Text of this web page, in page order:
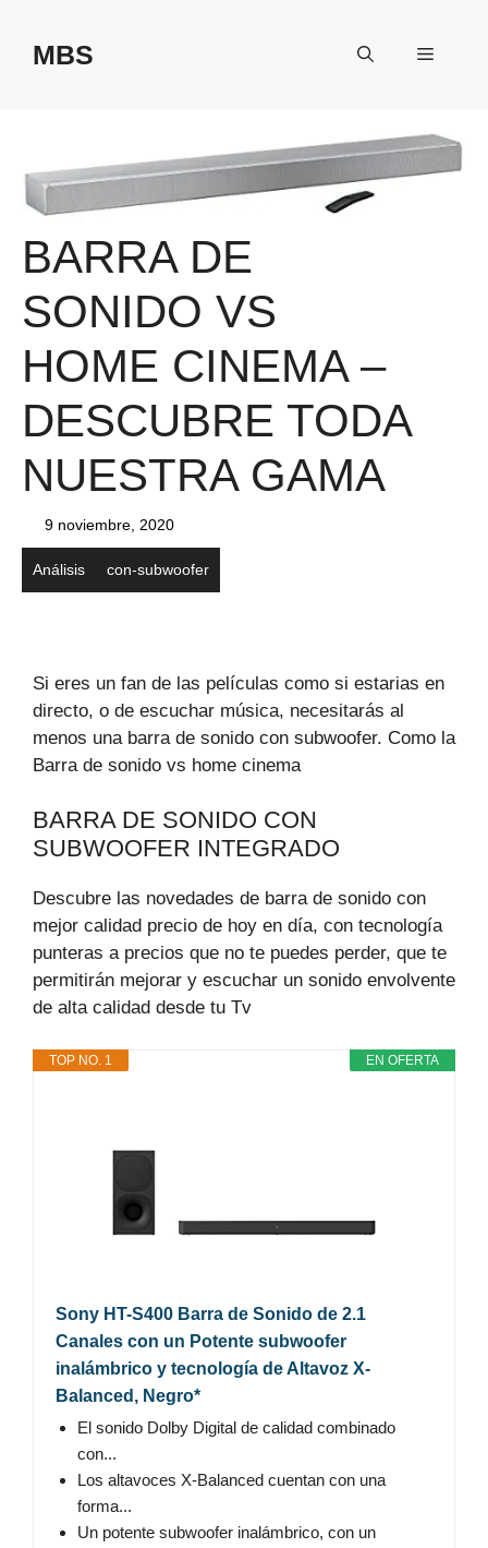
contenido
MBS Menú
BARRA DE
SONIDO VS
HOME CINEMA –
DESCUBRE TODA
NUESTRA GAMA‎
9 noviembre, 2020
Análisis con-subwoofer
Si eres un fan de las películas como si estarias en
directo, o de escuchar música, necesitarás al
menos una barra de sonido con subwoofer. Como la
Barra de sonido vs home cinema
BARRA DE SONIDO CON
SUBWOOFER INTEGRADO
Descubre las novedades de barra de sonido con
mejor calidad precio de hoy en día, con tecnología
punteras a precios que no te puedes perder, que te
permitirán mejorar y escuchar un sonido envolvente
de alta calidad desde tu Tv
EN OFERTA
TOP NO. 1
Sony HT-S400 Barra de Sonido de 2.1
Canales con un Potente subwoofer
inalámbrico y tecnología de Altavoz X-
Balanced, Negro*
El sonido Dolby Digital de calidad combinado
con...
Los altavoces X-Balanced cuentan con una
forma...
Un potente subwoofer inalámbrico, con un